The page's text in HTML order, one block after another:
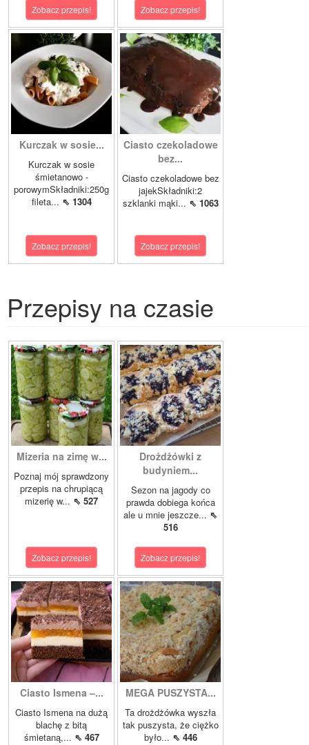
Zobacz przepis! Zobacz przepis!
Kurczak w sosie...
Kurczak w sosie
śmietanowo -
porowymSkładniki:250g
fileta... ⇖ 1304
Zobacz przepis!
Ciasto czekoladowe
bez...
Ciasto czekoladowe bez
jajekSkładniki:2
szklanki mąki... ⇖ 1063
Zobacz przepis!
Przepisy na czasie
Mizeria na zimę w...
Poznaj mój sprawdzony
przepis na chrupiącą
mizerię w... ⇖ 527
Zobacz przepis!
Drożdżówki z
budyniem...
Sezon na jagody co
prawda dobiega końca
ale u mnie jeszcze... ⇖
516
Zobacz przepis!
Ciasto Ismena –...
Ciasto Ismena na dużą
blachę z bitą
śmietaną,... ⇖ 467
MEGA PUSZYSTA...
Ta drożdżówka wyszła
tak puszysta, że ciężko
było... ⇖ 446